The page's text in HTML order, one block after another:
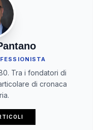
Tra i fondatori di
di cronaca